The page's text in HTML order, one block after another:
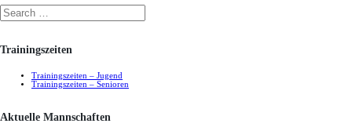
Trainingszeiten
Trainingszeiten – Jugend
Trainingszeiten – Senioren
Aktuelle Mannschaften